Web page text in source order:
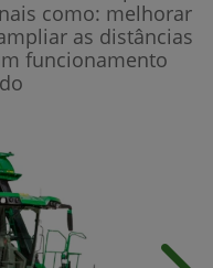
como: melhorar
as distâncias
funcionamento